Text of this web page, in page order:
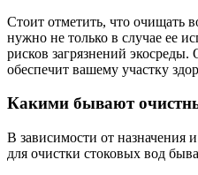
Стоит отметить, что очищать
нужно не только в случае ее
рисков загрязнений
обеспечит вашему участку
Какими бывают
В зависимости от назначения
для очистки стоковых вод